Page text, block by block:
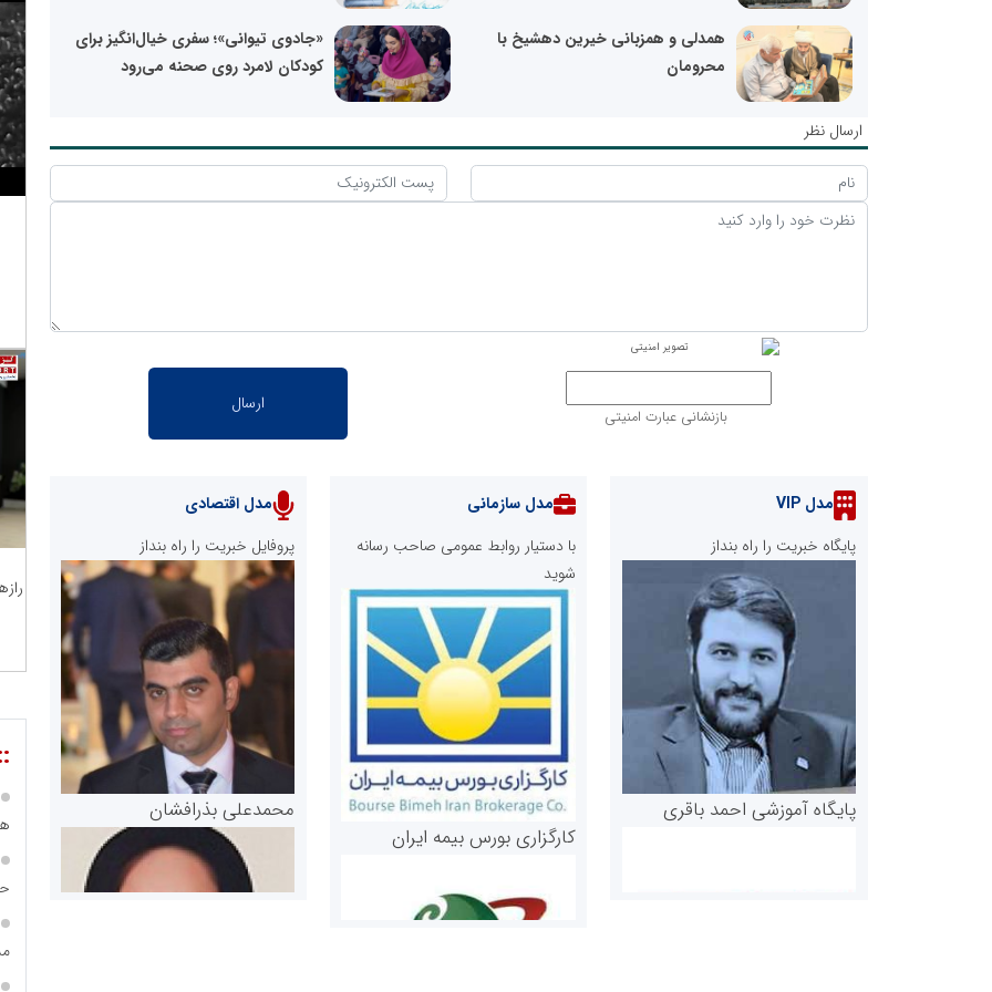
همدلی و همزبانی خیرین دهشیخ با
محرومان
«جادوی تیوانی»؛ سفری خیال‌انگیز برای
کودکان لامرد روی صحنه می‌رود
ارسال نظر
بازنشانی عبارت امنیتی
مدل VIP
پایگاه خبریت را راه بنداز
پایگاه آموزشی احمد باقری
مدل سازمانی
با دستیار روابط عمومی صاحب رسانه
شوید
کارگزاری بورس بیمه ایران
مدل اقتصادی
پروفایل خبریت را راه بنداز
محمدعلی بذرافشان